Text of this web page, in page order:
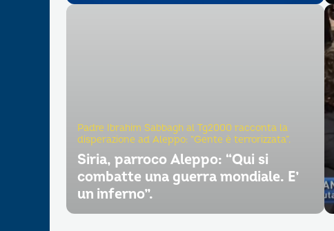
Padre Ibrahim Sabbagh al Tg2000 racconta la
disperazione ad Aleppo: “Gente è terrorizzata”.
Siria, parroco Aleppo: “Qui si
combatte una guerra mondiale. E’
un inferno”.